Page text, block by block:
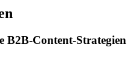
B2B-Content-Strategien